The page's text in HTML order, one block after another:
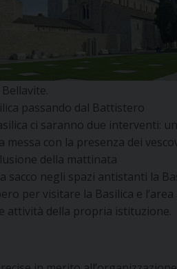
passando dal Battistero
ci saranno due interventi:
messa con la presenza dei
della mattinata
sacco negli spazi antistanti la
per visitare la Basilica e
attività della propria istituzione.